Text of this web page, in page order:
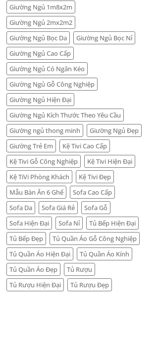
Giường Ngủ 1m8x2m
Giường Ngủ 2mx2m2
Giường Ngủ Bọc Da
Giường Ngủ Bọc Nỉ
Giường Ngủ Cao Cấp
Giường Ngủ Có Ngăn Kéo
Giường Ngủ Gỗ Công Nghiệp
Giường Ngủ Hiện Đại
Giường Ngủ Kích Thước Theo Yêu Cầu
Giường ngủ thong minh
Giường Ngủ Đẹp
Giường Trẻ Em
Kệ Tivi Cao Cấp
Kệ Tivi Gỗ Công Nghiệp
Kệ Tivi Hiện Đại
Kệ TiVi Phòng Khách
Kệ Tivi Đẹp
Mẫu Bàn Ăn 6 Ghế
Sofa Cao Cấp
Sofa Da
Sofa Giá Rẻ
Sofa Gỗ
Sofa Hiện Đại
Sofa Nỉ
Tủ Bếp Hiện Đại
Tủ Bếp Đẹp
Tủ Quần Áo Gỗ Công Nghiệp
Tủ Quần Áo Hiện Đại
Tủ Quần Áo Kính
Tủ Quần Áo Đẹp
Tủ Rượu
Tủ Rượu Hiện Đại
Tủ Rượu Đẹp